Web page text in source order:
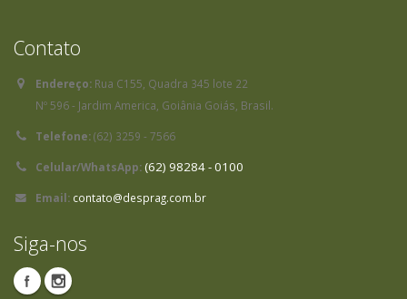
Contato
Endereço: Rua C155, Quadra 345 lote 22
Nº 596 - Jardim America, Goiânia Goiás, Brasil.
Telefone:(62) 3259 - 7566
Celular/WhatsApp:(62) 98284 - 0100
Email: contato@desprag.com.br
Siga-nos